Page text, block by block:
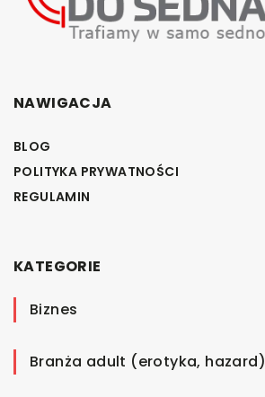
NAWIGACJA
BLOG
POLITYKA PRYWATNOŚCI
REGULAMIN
KATEGORIE
Biznes
Branża adult (erotyka, hazard)